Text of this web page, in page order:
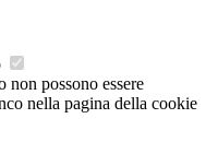
non possono essere
nella pagina della cookie